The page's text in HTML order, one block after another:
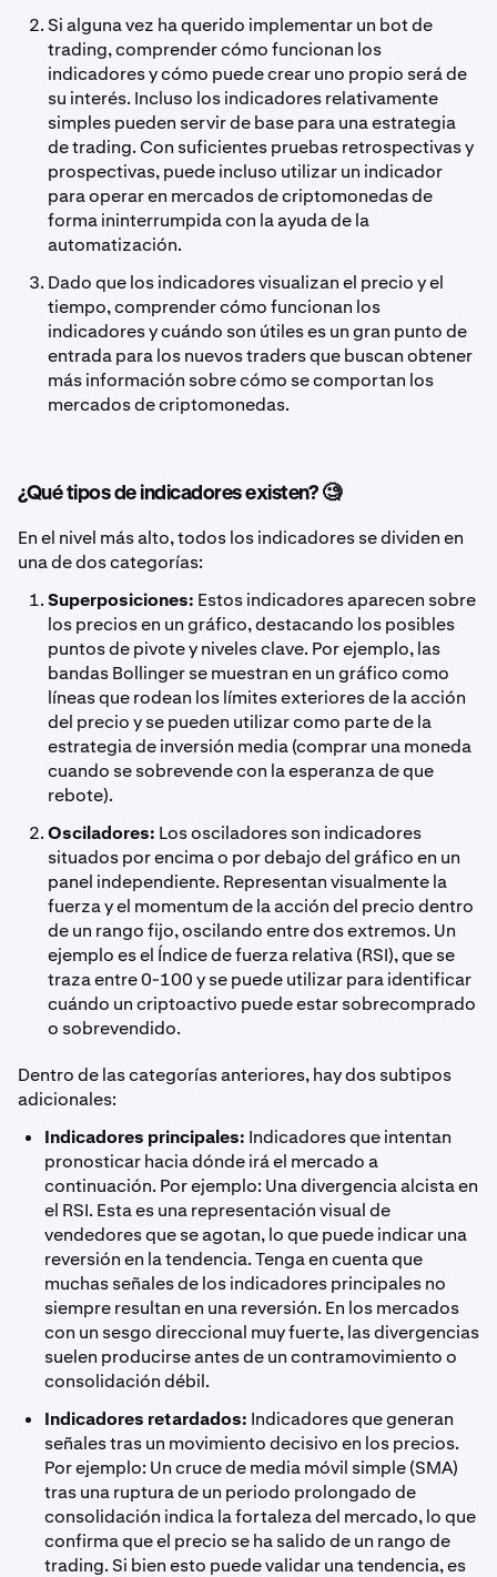
Si alguna vez ha querido implementar un bot de
trading, comprender cómo funcionan los
indicadores y cómo puede crear uno propio será de
su interés. Incluso los indicadores relativamente
simples pueden servir de base para una estrategia
de trading. Con suficientes pruebas retrospectivas y
prospectivas, puede incluso utilizar un indicador
para operar en mercados de criptomonedas de
forma ininterrumpida con la ayuda de la
automatización.
Dado que los indicadores visualizan el precio y el
tiempo, comprender cómo funcionan los
indicadores y cuándo son útiles es un gran punto de
entrada para los nuevos traders que buscan obtener
más información sobre cómo se comportan los
mercados de criptomonedas.
¿Qué tipos de indicadores existen? 🧐
En el nivel más alto, todos los indicadores se dividen en
una de dos categorías:
Superposiciones: Estos indicadores aparecen sobre
los precios en un gráfico, destacando los posibles
puntos de pivote y niveles clave. Por ejemplo, las
bandas Bollinger se muestran en un gráfico como
líneas que rodean los límites exteriores de la acción
del precio y se pueden utilizar como parte de la
estrategia de inversión media (comprar una moneda
cuando se sobrevende con la esperanza de que
rebote).
Osciladores: Los osciladores son indicadores
situados por encima o por debajo del gráfico en un
panel independiente. Representan visualmente la
fuerza y el momentum de la acción del precio dentro
de un rango fijo, oscilando entre dos extremos. Un
ejemplo es el Índice de fuerza relativa (RSI), que se
traza entre 0-100 y se puede utilizar para identificar
cuándo un criptoactivo puede estar sobrecomprado
o sobrevendido.
Dentro de las categorías anteriores, hay dos subtipos
adicionales:
Indicadores principales: Indicadores que intentan
pronosticar hacia dónde irá el mercado a
continuación. Por ejemplo: Una divergencia alcista en
el RSI. Esta es una representación visual de
vendedores que se agotan, lo que puede indicar una
reversión en la tendencia. Tenga en cuenta que
muchas señales de los indicadores principales no
siempre resultan en una reversión. En los mercados
con un sesgo direccional muy fuerte, las divergencias
suelen producirse antes de un contramovimiento o
consolidación débil.
Indicadores retardados: Indicadores que generan
señales tras un movimiento decisivo en los precios.
Por ejemplo: Un cruce de media móvil simple (SMA)
tras una ruptura de un periodo prolongado de
consolidación indica la fortaleza del mercado, lo que
confirma que el precio se ha salido de un rango de
trading. Si bien esto puede validar una tendencia, es